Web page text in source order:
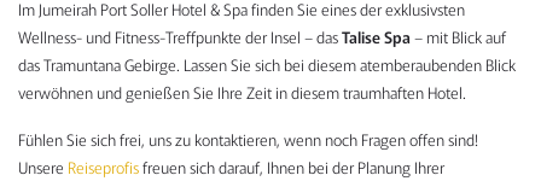
Im Jumeirah Port Soller Hotel & Spa finden Sie eines der exklusivsten
Wellness- und Fitness-Treffpunkte der Insel – dasTalise Spa– mit Blick auf
das Tramuntana Gebirge. Lassen Sie sich bei diesem atemberaubenden Blick
verwöhnen und genießen Sie Ihre Zeit in diesem traumhaften Hotel.
Fühlen Sie sich frei, uns zu kontaktieren, wenn noch Fragen offen sind!
Unsere Reiseprofisfreuen sich darauf, Ihnen bei der Planung Ihrer